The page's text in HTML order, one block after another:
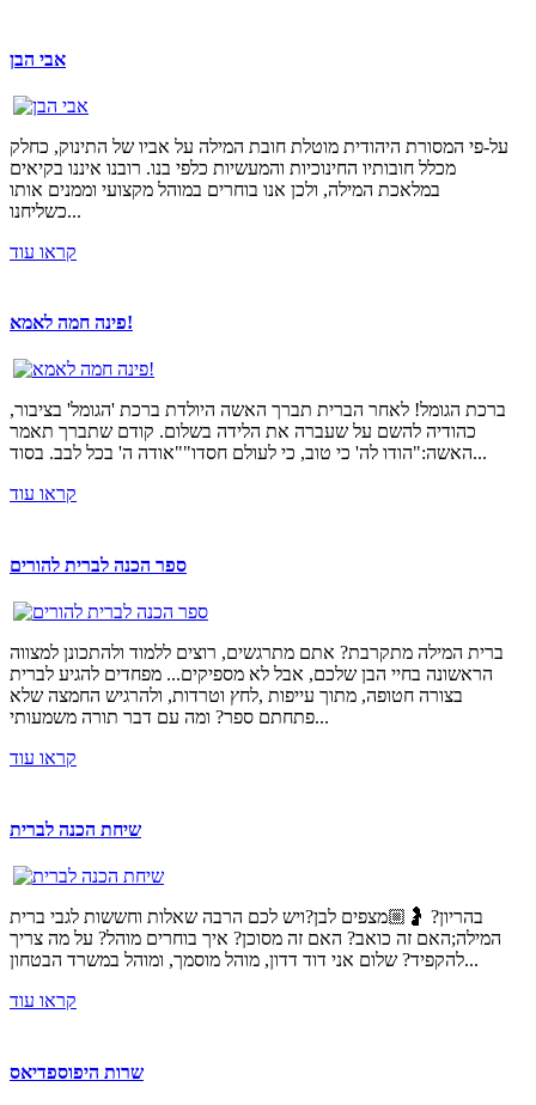
אבי הבן
על-פי המסורת היהודית מוטלת חובת המילה על אביו של התינוק, כחלק
מכלל חובותיו החינוכיות והמעשיות כלפי בנו. רובנו איננו בקיאים
במלאכת המילה, ולכן אנו בוחרים במוהל מקצועי וממנים אותו
כשליחנו...
קראו עוד
פינה חמה לאמא!
ברכת הגומל! לאחר הברית תברך האשה היולדת ברכת 'הגומל' בציבור,
כהודיה להשם על שעברה את הלידה בשלום. קודם שתברך תאמר
האשה:"הודו לה' כי טוב, כי לעולם חסדו""אודה ה' בכל לבב. בסוד...
קראו עוד
ספר הכנה לברית להורים
ברית המילה מתקרבת? אתם מתרגשים, רוצים ללמוד ולהתכונן למצווה
הראשונה בחיי הבן שלכם, אבל לא מספיקים... מפחדים להגיע לברית
בצורה חטופה, מתוך עייפות ,לחץ וטרדות, ולהרגיש החמצה שלא
פתחתם ספר? ומה עם דבר תורה משמעותי...
קראו עוד
שיחת הכנה לברית
בהריון? 🤰🏼מצפים לבן?ויש לכם הרבה שאלות וחששות לגבי ברית
המילה;האם זה כואב? האם זה מסוכן? איך בוחרים מוהל? על מה צריך
להקפיד? שלום אני דוד דדון, מוהל מוסמך, ומוהל במשרד הבטחון...
קראו עוד
שרות היפוספדיאס